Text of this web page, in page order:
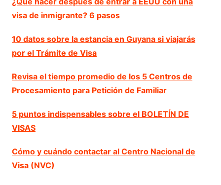
visa de inmigrante? 6 pasos
10 datos sobre la estancia en Guyana si viajarás
por el Trámite de Visa
Revisa el tiempo promedio de los 5 Centros de
Procesamiento para Petición de Familiar
5 puntos indispensables sobre el BOLETÍN DE
VISAS
Cómo y cuándo contactar al Centro Nacional de
Visa (NVC)